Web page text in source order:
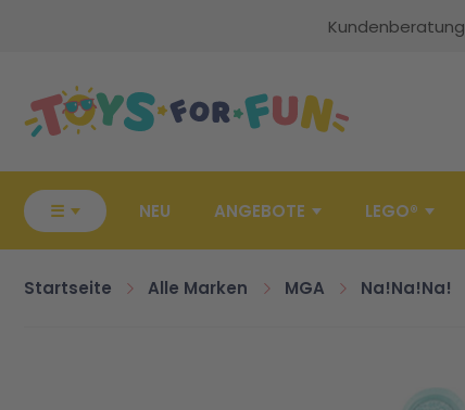
Kundenberatung
☰ NEU ANGEBOTE LEGO®
Startseite Alle Marken MGA Na!Na!Na!